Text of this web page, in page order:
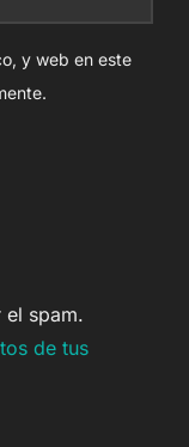
y web en este
el spam.
de tus